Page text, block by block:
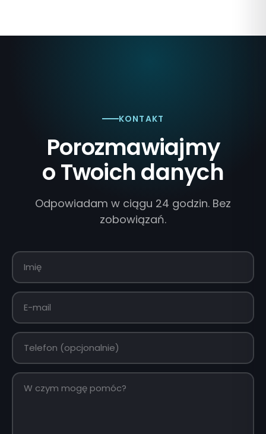
KONTAKT
Porozmawiajmy
o Twoich danych
Odpowiadam w ciągu 24 godzin. Bez
zobowiązań.